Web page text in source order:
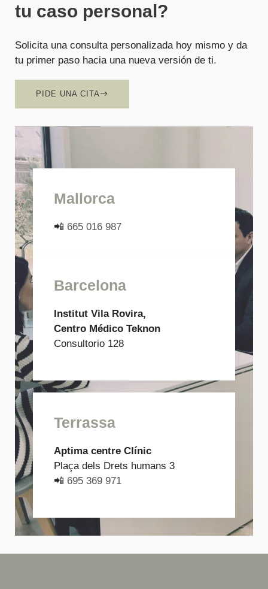
tu caso personal?
Solicita una consulta personalizada hoy mismo y da
tu primer paso hacia una nueva versión de ti.
PIDE UNA CITA
Mallorca
📲 665 016 987
Barcelona
Institut Vila Rovira,
Centro Médico Teknon
Consultorio 128
Terrassa
Aptima centre Clínic
Plaça dels Drets humans 3
📲 695 369 971